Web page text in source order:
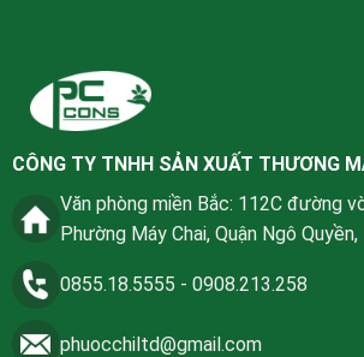
CÔNG TY TNHH SẢN XUẤT THƯƠNG
Văn phòng miền Bắc: 112C đường
Phường Máy Chai, Quận Ngô
0855.18.5555 - 0908.213.258
phuocchiltd@gmail.com